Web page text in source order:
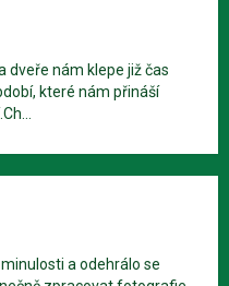
dveře nám klepe již čas
které nám přináší
a odehrálo se